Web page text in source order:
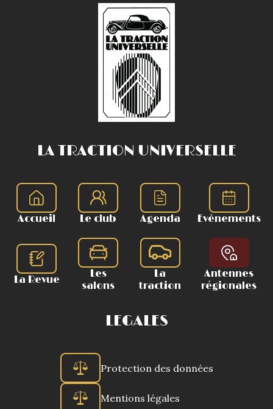
LA TRACTION UNIVERSELLE
Accueil Le club Agenda Evènements
La Revue
Les
salons
La
traction
Antennes
régionales
LEGALES
Protection des données
Mentions légales